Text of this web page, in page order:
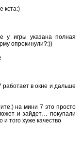
кста:)
игры указана полная
опрокинули?:))
в окне и дальше
на мини 7 это просто
и зайдет… покупали
того хуже качество